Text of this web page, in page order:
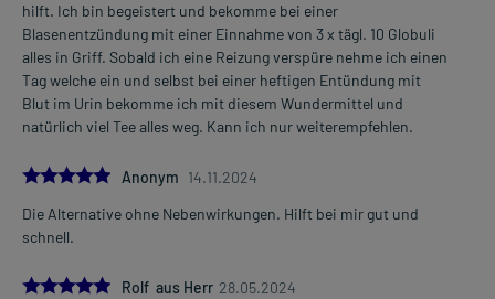
hilft. Ich bin begeistert und bekomme bei einer
Blasenentzündung mit einer Einnahme von 3 x tägl. 10 Globuli
alles in Griff. Sobald ich eine Reizung verspüre nehme ich einen
Tag welche ein und selbst bei einer heftigen Entündung mit
Blut im Urin bekomme ich mit diesem Wundermittel und
natürlich viel Tee alles weg. Kann ich nur weiterempfehlen.
5.0Anonym 14.11.2024
Die Alternative ohne Nebenwirkungen. Hilft bei mir gut und
schnell.
5.0
Rolf aus Herr 28.05.2024